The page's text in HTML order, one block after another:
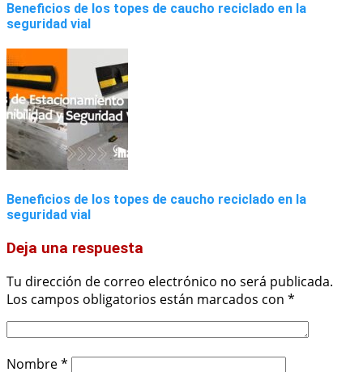
Beneficios de los topes de caucho reciclado en la
seguridad vial
Beneficios de los topes de caucho reciclado en la
seguridad vial
Deja una respuesta
Tu dirección de correo electrónico no será publicada.
Los campos obligatorios están marcados con *
Nombre*